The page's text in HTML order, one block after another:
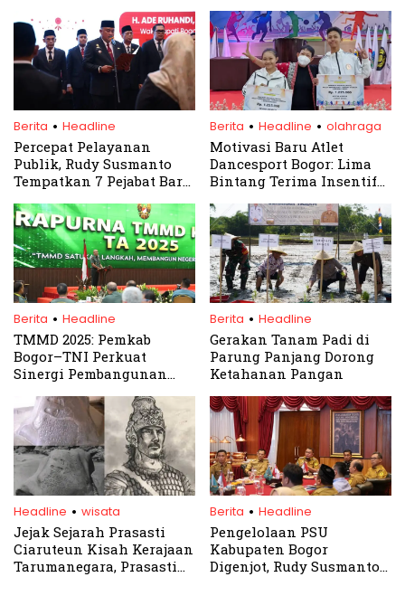
Berita . Headline
Percepat Pelayanan
Publik, Rudy Susmanto
Tempatkan 7 Pejabat Baru
Berita . Headline . olahraga
Motivasi Baru Atlet
Dancesport Bogor: Lima
Bintang Terima Insentif
Berita . Headline
TMMD 2025: Pemkab
Bogor–TNI Perkuat
Sinergi Pembangunan
Berita . Headline
Gerakan Tanam Padi di
Parung Panjang Dorong
Ketahanan Pangan
Headline . wisata
Jejak Sejarah Prasasti
Ciaruteun Kisah Kerajaan
Tarumanegara, Prasasti
Berita . Headline
Pengelolaan PSU
Kabupaten Bogor
Digenjot, Rudy Susmanto